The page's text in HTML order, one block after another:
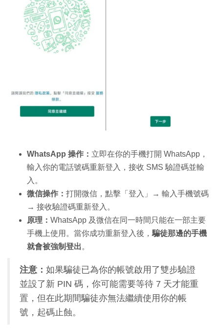
WhatsApp 操作： 立即在你的手機打開 WhatsApp，
輸入你的電話號碼重新登入，接收 SMS 驗證碼並輸
入。
微信操作： 打開微信，點擊「登入」→ 輸入手機號碼
→ 接收驗證碼重新登入。
原理： WhatsApp 及微信在同一時間只能在一部主要
手機上使用。當你成功重新登入後， 騙徒那邊的手機
就會被強制登出。
注意： 如果騙徒已為你的帳號啟用了雙步驗證
並設了新 PIN 碼，你可能需要等待 7 天才能重
置，但在此期間騙徒亦無法繼續使用你的帳
號，起碼止蝕。